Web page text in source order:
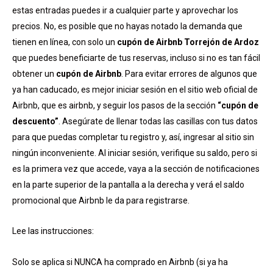
estas entradas puedes ir a cualquier parte y aprovechar los
precios. No, es posible que no hayas notado la demanda que
tienen en línea, con solo un cupón de Airbnb Torrejón de Ardoz
que puedes beneficiarte de tus reservas, incluso si no es tan fácil
obtener un cupón de Airbnb . Para evitar errores de algunos que
ya han caducado, es mejor iniciar sesión en el sitio web oficial de
Airbnb, que es airbnb, y seguir los pasos de la sección “cupón de
descuento” . Asegúrate de llenar todas las casillas con tus datos
para que puedas completar tu registro y, así, ingresar al sitio sin
ningún inconveniente. Al iniciar sesión, verifique su saldo, pero si
es la primera vez que accede, vaya a la sección de notificaciones
en la parte superior de la pantalla a la derecha y verá el saldo
promocional que Airbnb le da para registrarse.
Lee las instrucciones:
Solo se aplica si NUNCA ha comprado en Airbnb (si ya ha